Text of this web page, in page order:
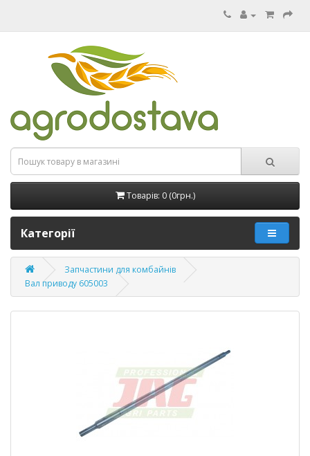
Товарів: 0 (0грн.)
Категорії
Запчастини для комбайнів
Вал приводу 605003